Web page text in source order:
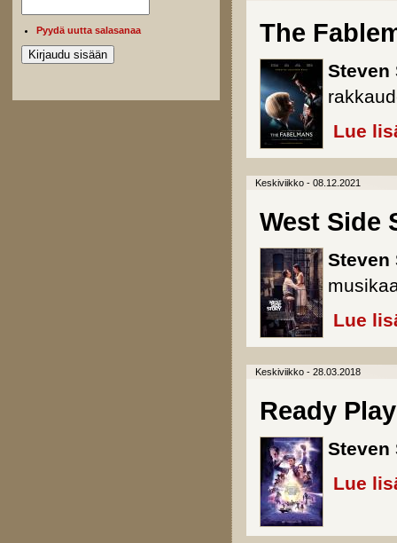
Pyydä uutta salasanaa The
Steven
Lue
Keskiviikko - 08.12.2021
West Side
Steven
Lue
Keskiviikko - 28.03.2018
Ready
Steven
Lue